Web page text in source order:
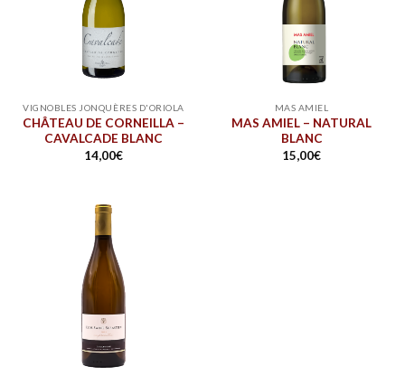
VIGNOBLES JONQUÈRES D'ORIOLA
CHÂTEAU DE CORNEILLA –
CAVALCADE BLANC
14,00€
MAS AMIEL
MAS AMIEL – NATURAL
BLANC
15,00€